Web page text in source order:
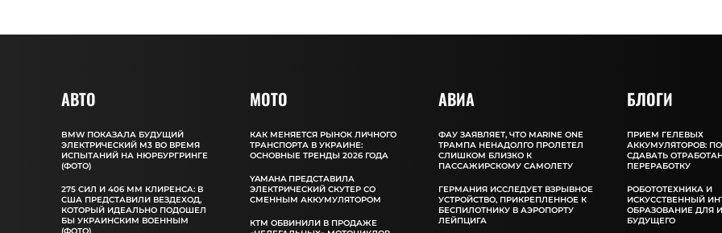
АВТО
BMW ПОКАЗАЛА БУДУЩИЙ
ЭЛЕКТРИЧЕСКИЙ M3 ВО ВРЕМЯ
ИСПЫТАНИЙ НА НЮРБУРГРИНГЕ
(ФОТО)
275 СИЛ И 406 ММ КЛИРЕНСА: В
США ПРЕДСТАВИЛИ ВЕЗДЕХОД,
КОТОРЫЙ ИДЕАЛЬНО ПОДОШЕЛ
БЫ УКРАИНСКИМ ВОЕННЫМ
(ФОТО)
MOTO
КАК МЕНЯЕТСЯ РЫНОК ЛИЧНОГО
ТРАНСПОРТА В УКРАИНЕ:
ОСНОВНЫЕ ТРЕНДЫ 2026 ГОДА
YAMAHA ПРЕДСТАВИЛА
ЭЛЕКТРИЧЕСКИЙ СКУТЕР СО
СМЕННЫМ АККУМУЛЯТОРОМ
КТМ ОБВИНИЛИ В ПРОДАЖЕ
АВИА
ФАУ ЗАЯВЛЯЕТ, ЧТО MARINE ONE
ТРАМПА НЕНАДОЛГО ПРОЛЕТЕЛ
СЛИШКОМ БЛИЗКО К
ПАССАЖИРСКОМУ САМОЛЕТУ
ГЕРМАНИЯ ИССЛЕДУЕТ ВЗРЫВНОЕ
УСТРОЙСТВО, ПРИКРЕПЛЕННОЕ К
БЕСПИЛОТНИКУ В АЭРОПОРТУ
ЛЕЙПЦИГА
БЛОГИ
ПРИЕМ ГЕЛЕВЫХ
АККУМУЛЯТОРОВ:
СДАВАТЬ
ПЕРЕРАБОТКУ
РОБОТОТЕХНИКА И
ИСКУССТВЕННЫЙ
ОБРАЗОВАНИЕ ДЛЯ
БУДУЩЕГО